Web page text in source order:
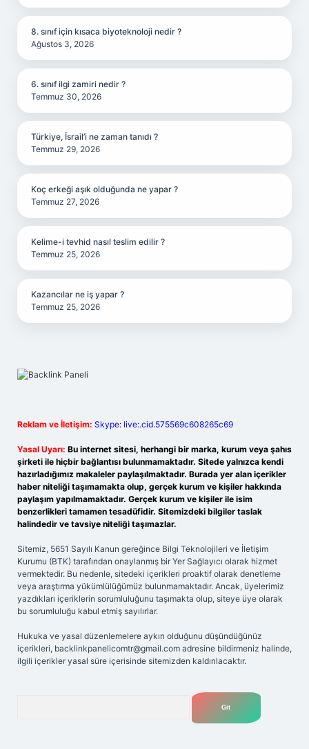
8. sınıf için kısaca biyoteknoloji nedir ?
Ağustos 3, 2026
6. sınıf ilgi zamiri nedir ?
Temmuz 30, 2026
Türkiye, İsrail’i ne zaman tanıdı ?
Temmuz 29, 2026
Koç erkeği aşık olduğunda ne yapar ?
Temmuz 27, 2026
Kelime-i tevhid nasıl teslim edilir ?
Temmuz 25, 2026
Kazancılar ne iş yapar ?
Temmuz 25, 2026
Reklam ve İletişim: Skype: live:.cid.575569c608265c69
Yasal Uyarı: Bu internet sitesi, herhangi bir marka, kurum veya şahıs
şirketi ile hiçbir bağlantısı bulunmamaktadır. Sitede yalnızca kendi
hazırladığımız makaleler paylaşılmaktadır. Burada yer alan içerikler
haber niteliği taşımamakta olup, gerçek kurum ve kişiler hakkında
paylaşım yapılmamaktadır. Gerçek kurum ve kişiler ile isim
benzerlikleri tamamen tesadüfidir. Sitemizdeki bilgiler taslak
halindedir ve tavsiye niteliği taşımazlar.
Sitemiz, 5651 Sayılı Kanun gereğince Bilgi Teknolojileri ve İletişim
Kurumu (BTK) tarafından onaylanmış bir Yer Sağlayıcı olarak hizmet
vermektedir. Bu nedenle, sitedeki içerikleri proaktif olarak denetleme
veya araştırma yükümlülüğümüz bulunmamaktadır. Ancak, üyelerimiz
yazdıkları içeriklerin sorumluluğunu taşımakta olup, siteye üye olarak
bu sorumluluğu kabul etmiş sayılırlar.
Hukuka ve yasal düzenlemelere aykırı olduğunu düşündüğünüz
içerikleri, backlinkpanelicomtr@gmail.com adresine bildirmeniz halinde,
ilgili içerikler yasal süre içerisinde sitemizden kaldırılacaktır.